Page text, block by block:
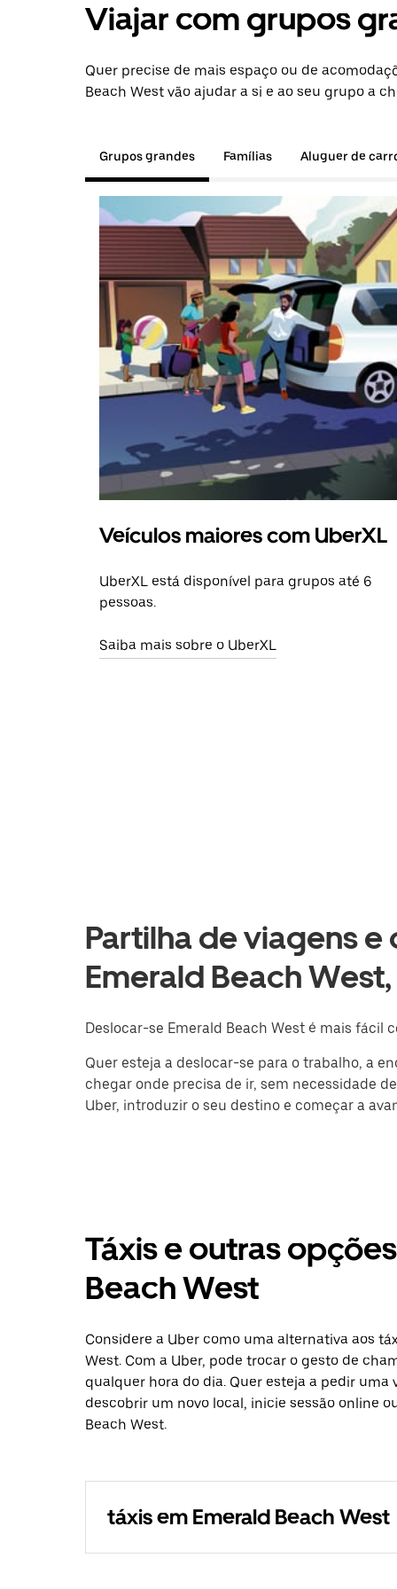
Viajar com grupos
Quer precise de mais espaço ou de
Beach West vão ajudar a si e ao seu grupo a
Grupos grandes Famílias Aluguer de
Veículos maiores com UberXL
UberXL está disponível para grupos até 6
pessoas.
Saiba mais sobre o UberXL
Partilha de viagens
Emerald Beach
Deslocar-se Emerald Beach West é mais fácil
Quer esteja a deslocar-se para o trabalho, a
chegar onde precisa de ir, sem necessidade
Uber, introduzir o seu destino e começar a
Táxis e outras
Beach West
Considere a Uber como uma alternativa aos
West. Com a Uber, pode trocar o gesto de
qualquer hora do dia. Quer esteja a pedir
descobrir um novo local, inicie sessão online
Beach West.
táxis em Emerald Beach West